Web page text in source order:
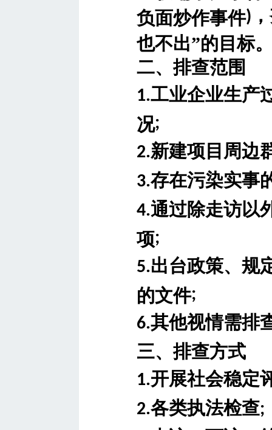
负面炒作事件)
也不出”的目标
二、排查范围
1.工业企业生产
况;
2.新建项目周边
3.存在污染实事
4.通过除走访以
项;
5.出台政策、规
的文件;
6.其他视情需排
三、排查方式
1.开展社会稳定
2.各类执法检查;